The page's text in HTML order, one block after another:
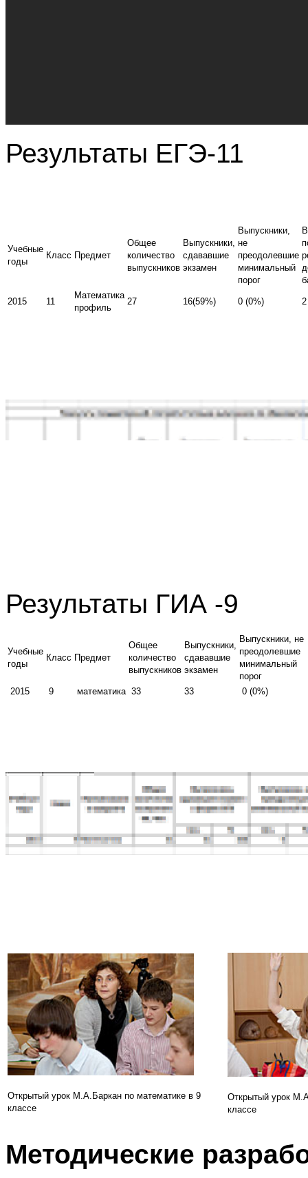
Результаты ЕГЭ-11
Учебные
годы
Класс Предмет
Общее
количество
выпускников
Выпускники,
сдававшие
экзамен
Выпускники,
не
преодолевшие
минимальный
порог
2015 11
Математика
профиль
27 16(59%) 0 (0%)
Результаты ГИА -9
Учебные
годы
Класс Предмет
Общее
количество
выпускников
Выпускники,
сдававшие
экзамен
Выпускники, не
преодолевшие
минимальный
порог
2015
9 математика 33 33 0 (0%)
Открытый урок М.А.Баркан по математике в 9
классе
Открытый урок
классе
Методические